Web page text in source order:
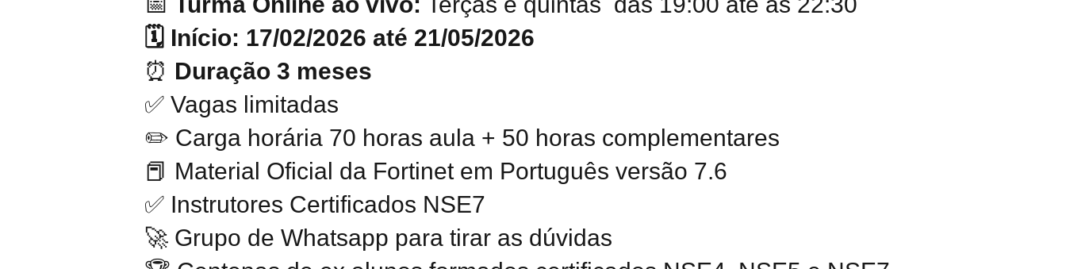
🗓 Início: 17/02/2026 até 21/05/2026
⏰ Duração 3 meses
✅ Vagas limitadas
✏️ Carga horária 70 horas aula + 50 horas complementares
📕 Material Oficial da Fortinet em Português versão 7.6
✅ Instrutores Certificados NSE7
🚀 Grupo de Whatsapp para tirar as dúvidas